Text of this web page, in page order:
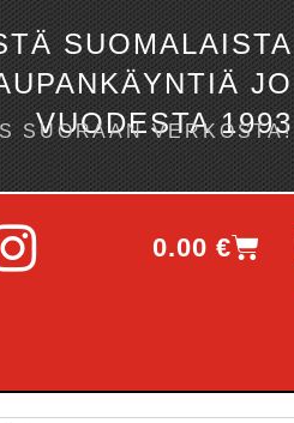
SUOMALAISTA
JO
VUODESTA 1993
SUORAAN VERKOSTA!
0.00€